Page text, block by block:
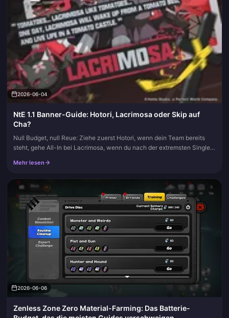
2026-06-04
NtE 1.1 Banner-Guide: Hotori, Lacrimosa oder Skip auf
Cha?
Null Budget, null Reue: Ziehe zuerst Hotori, wenn dein Team bereits
steht, gehe All-In bei Lacrimosa, wenn du nach der extremsten Single-
Mehr lesen
2026-06-06
Zenless Zone Zero Material-Farming: Das Batterie-